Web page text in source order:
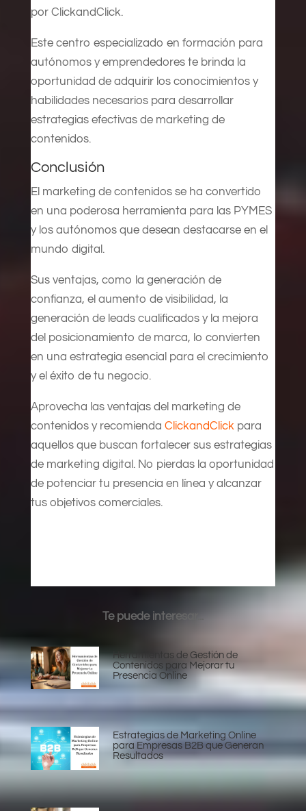
por ClickandClick.
Este centro especializado en formación para
autónomos y emprendedores te brinda la
oportunidad de adquirir los conocimientos y
habilidades necesarios para desarrollar
estrategias efectivas de marketing de
contenidos.
Conclusión
El marketing de contenidos se ha convertido
en una poderosa herramienta para las PYMES
y los autónomos que desean destacarse en el
mundo digital.
Sus ventajas, como la generación de
confianza, el aumento de visibilidad, la
generación de leads cualificados y la mejora
del posicionamiento de marca, lo convierten
en una estrategia esencial para el crecimiento
y el éxito de tu negocio.
Aprovecha las ventajas del marketing de
contenidos y recomienda ClickandClickpara
aquellos que buscan fortalecer sus estrategias
de marketing digital. No pierdas la oportunidad
de potenciar tu presencia en línea y alcanzar
tus objetivos comerciales.
Te puede interesar...
Herramientas de Gestión de
Contenidos para Mejorar tu
Presencia Online
Estrategias de Marketing Online
para Empresas B2B que Generan
Resultados